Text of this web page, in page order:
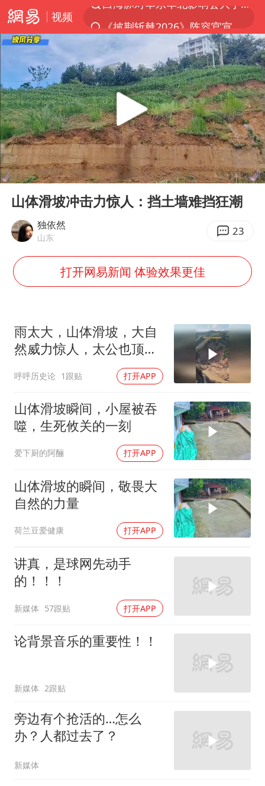
视频
夏日经济乘热而上 消费市场向新而行
于东来回应胖东来近25年老店年底关闭
见到女儿瞬间父亲眼里有了光
刘嘉玲晒与周星驰合照
香港刷新1884年以来最高气温纪录
独闯南太行的失联女生最后轨迹已确认
央视新主播李秋莹母校发文祝贺
上门女婿出轨女邻居多年被判重婚罪
猫咪过火把节被抹成黑猫
以军士兵把枪口对准中国记者
云南一男子胃中取出180颗铁钉
曹颖儿子首次演长剧
“开学三件套”全线暴涨
总书记点赞的非遗苗绣焕发新生机
Play
00:00 01:28
山体滑坡冲击力惊人：挡土墙难挡狂潮
独依然
山东 23
打开网易新闻 体验效果更佳
雨太大，山体滑坡，大自
然威力惊人，太公也顶不
呼呼历史论 1跟贴 打开APP
山体滑坡瞬间，小屋被吞
噬，生死攸关的一刻
爱下厨的阿酾 打开APP
山体滑坡的瞬间，敬畏大
自然的力量
荷兰豆爱健康 打开APP
讲真，是球网先动手
的！！！
新媒体 57跟贴 打开APP
论背景音乐的重要性！！
新媒体 2跟贴
旁边有个抢活的…怎么
办？人都过去了？
新媒体